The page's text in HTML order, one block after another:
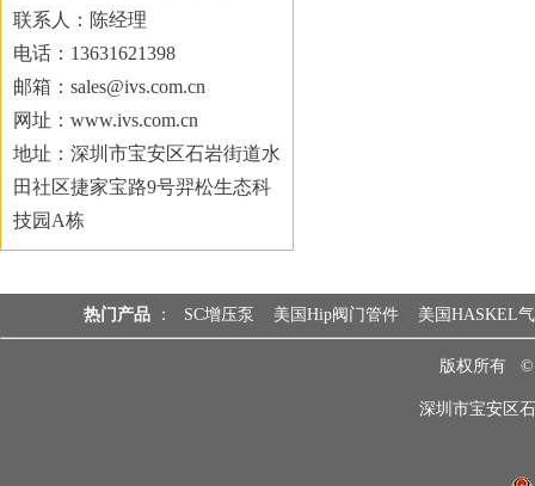
联系人：陈经理
电话：13631621398
邮箱：sales@ivs.com.cn
网址：www.ivs.com.cn
地址：深圳市宝安区石岩街道水
田社区捷家宝路9号羿松生态科
技园A栋
热门产品 ： SC增压泵 美国Hip阀门管件 美国HASKEL
版权所有
深圳市宝安区